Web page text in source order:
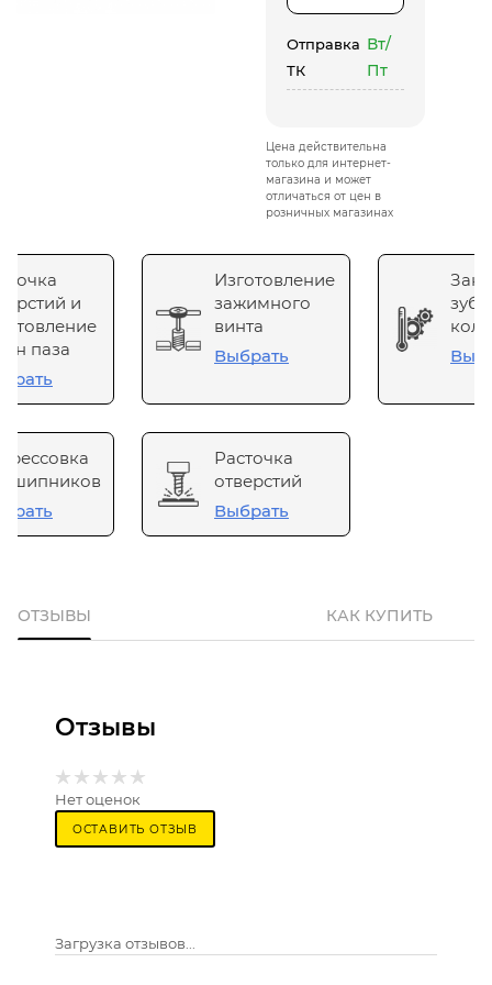
Отправка
ТК
Вт/
Пт
Цена действительна
только для интернет-
магазина и может
отличаться от цен в
розничных магазинах
и
паза
Изготовление
зажимного
винта
Выбрать
Расточка
отверстий
Выбрать
ОТЗЫВЫ КАК КУПИТЬ
Отзывы
Нет оценок
ОСТАВИТЬ ОТЗЫВ
Загрузка отзывов...